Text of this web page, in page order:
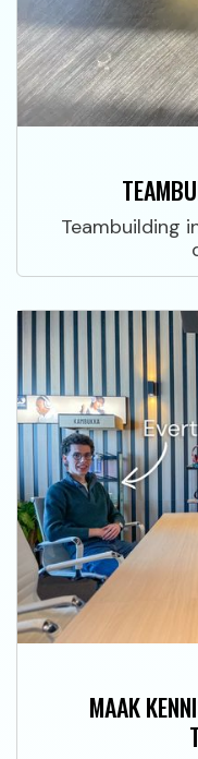
Teambuilding
MAAK